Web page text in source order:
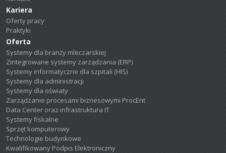
Kariera
Oferty pracy
Praktyki
Oferta
Systemy dla branży mleczarskiej
Zintegrowane systemy zarządzania (ERP)
Systemy informatyczne dla szpitali (HIS)
Systemy dla administracji
Systemy dla oświaty
Zarządzanie procesami biznesowymi ProcEnt
Data Center oraz infrastruktura IT
Systemy fiskalne
Sprzęt komputerowy
Technologie budynkowe
Kwalifikowany Podpis Elektroniczny